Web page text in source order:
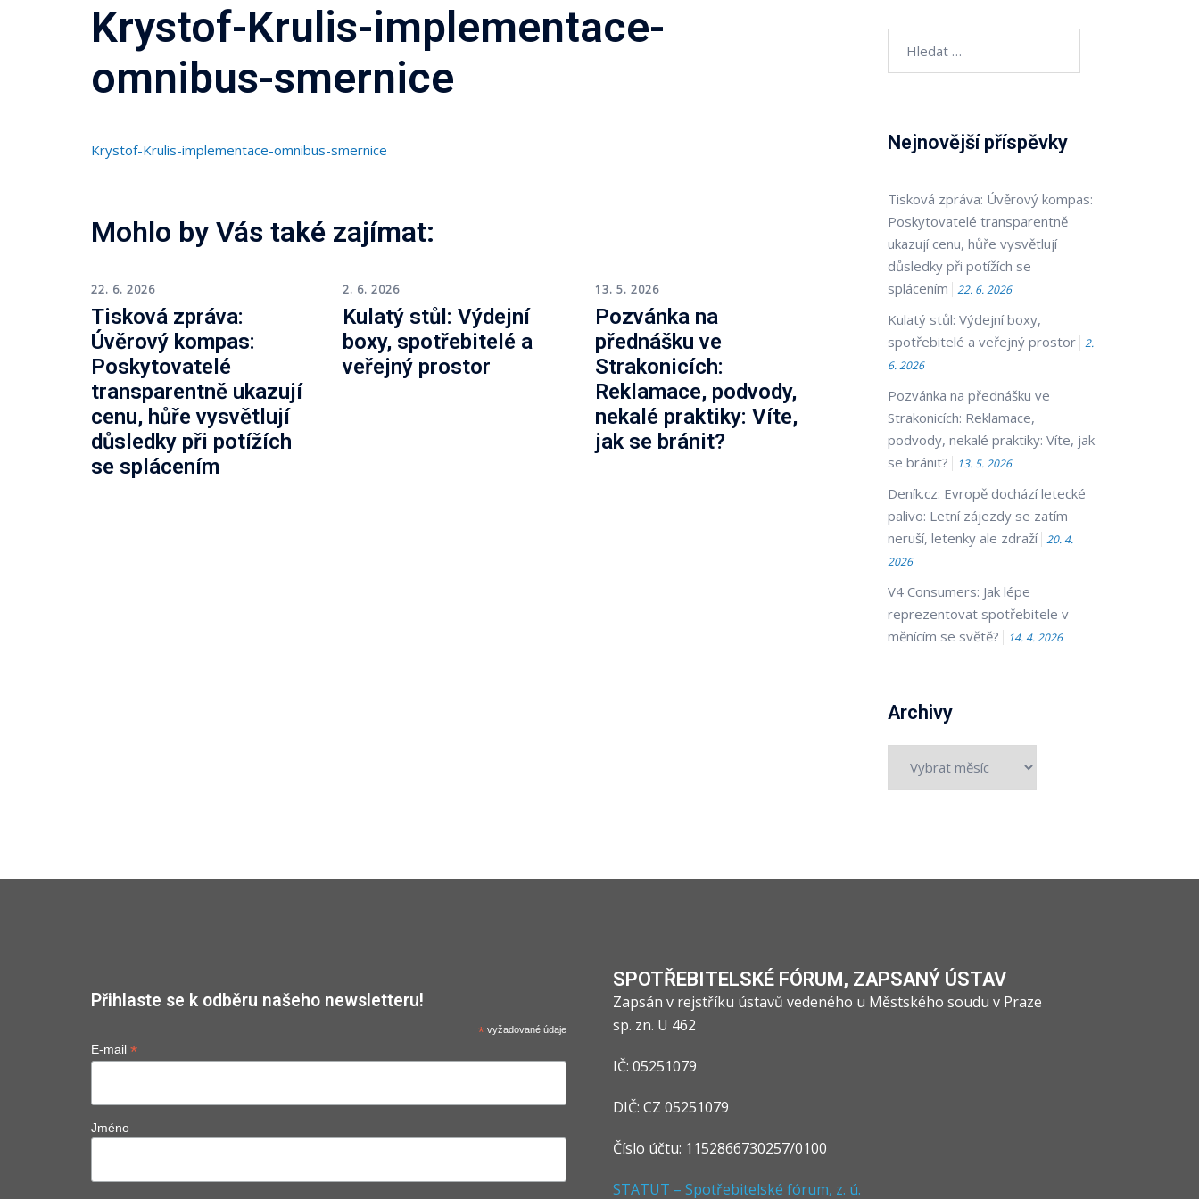
Krystof-Krulis-implementace-
omnibus-smernice
Krystof-Krulis-implementace-omnibus-smernice
Mohlo by Vás také zajímat:
22. 6. 2026
Tisková zpráva:
Úvěrový kompas:
Poskytovatelé
transparentně ukazují
cenu, hůře vysvětlují
důsledky při potížích
se splácením
2. 6. 2026
Kulatý stůl: Výdejní
boxy, spotřebitelé a
veřejný prostor
13. 5. 2026
Pozvánka na
přednášku ve
Strakonicích:
Reklamace, podvody,
nekalé praktiky: Víte,
jak se bránit?
Nejnovější příspěvky
Tisková zpráva: Úvěrový kompas:
Poskytovatelé transparentně
ukazují cenu, hůře vysvětlují
důsledky při potížích se
splácením
22. 6. 2026
Kulatý stůl: Výdejní boxy,
spotřebitelé a veřejný prostor
2.
6. 2026
Pozvánka na přednášku ve
Strakonicích: Reklamace,
podvody, nekalé praktiky: Víte, jak
se bránit?
13. 5. 2026
Deník.cz: Evropě dochází letecké
palivo: Letní zájezdy se zatím
neruší, letenky ale zdraží
20. 4.
2026
V4 Consumers: Jak lépe
reprezentovat spotřebitele v
měnícím se světě?
14. 4. 2026
Archivy
Přihlaste se k odběru našeho newsletteru!
*vyžadované údaje
E-mail *
Jméno
SPOTŘEBITELSKÉ FÓRUM, ZAPSANÝ ÚSTAV
Zapsán v rejstříku ústavů vedeného u Městského soudu v Praze
sp. zn. U 462
IČ: 05251079
DIČ: CZ 05251079
Číslo účtu: 1152866730257/0100
STATUT – Spotřebitelské fórum, z. ú.